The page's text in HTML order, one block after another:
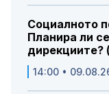
Социалното
Планира ли
14:00 •